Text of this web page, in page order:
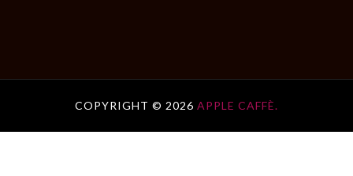
COPYRIGHT © 2026 APPLE CAFFÈ.